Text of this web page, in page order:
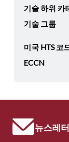
기술 하위 카
기술 그룹
미국 HTS 코
ECCN
뉴스레